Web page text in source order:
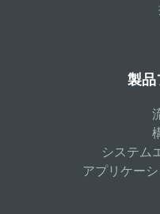
製品
システム
アプリケー